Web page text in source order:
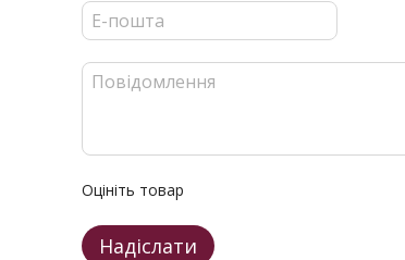
Оцініть товар
Надіслати